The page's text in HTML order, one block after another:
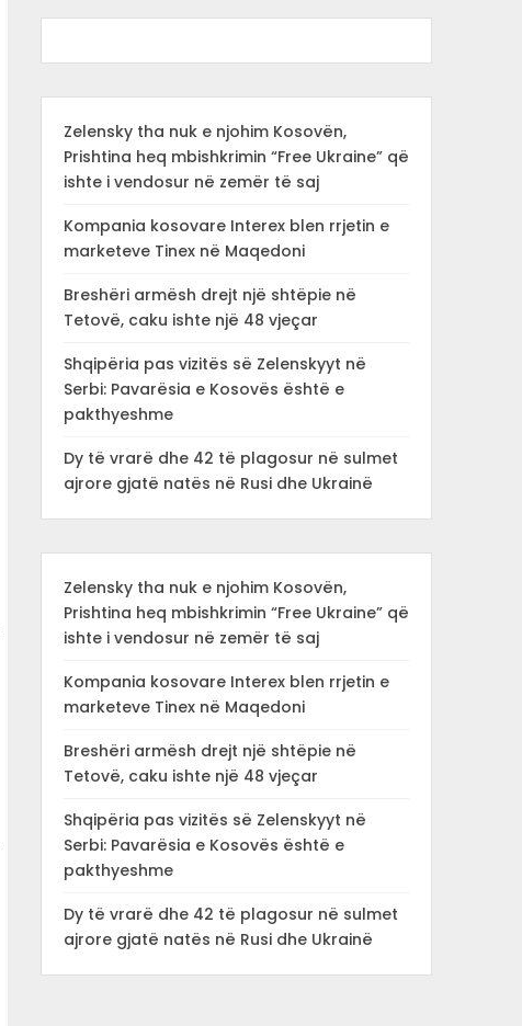
Zelensky tha nuk e njohim Kosovën,
Prishtina heq mbishkrimin “Free Ukraine” që
ishte i vendosur në zemër të saj
Kompania kosovare Interex blen rrjetin e
marketeve Tinex në Maqedoni
Breshëri armësh drejt një shtëpie në
Tetovë, caku ishte një 48 vjeçar
Shqipëria pas vizitës së Zelenskyyt në
Serbi: Pavarësia e Kosovës është e
pakthyeshme
Dy të vrarë dhe 42 të plagosur në sulmet
ajrore gjatë natës në Rusi dhe Ukrainë
Zelensky tha nuk e njohim Kosovën,
Prishtina heq mbishkrimin “Free Ukraine” që
ishte i vendosur në zemër të saj
Kompania kosovare Interex blen rrjetin e
marketeve Tinex në Maqedoni
Breshëri armësh drejt një shtëpie në
Tetovë, caku ishte një 48 vjeçar
Shqipëria pas vizitës së Zelenskyyt në
Serbi: Pavarësia e Kosovës është e
pakthyeshme
Dy të vrarë dhe 42 të plagosur në sulmet
ajrore gjatë natës në Rusi dhe Ukrainë